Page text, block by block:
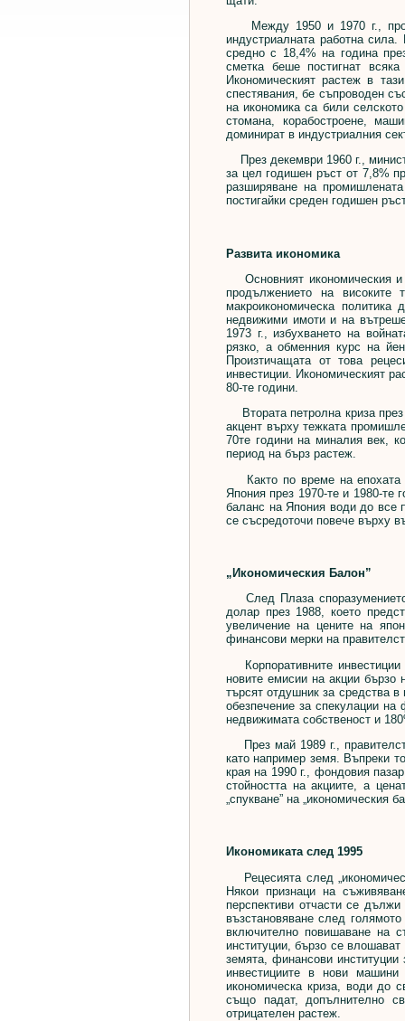
Между 1950 и 1970 г.,
индустриалната работна
средно с 18,4% на година
сметка беше постигнат
Икономическият растеж в
спестявания, бе съпроводен
на икономика са били
стомана, корабостроене,
доминират в индустриалния
През декември 1960 г.,
за цел годишен ръст от 7,8%
разширяване на
постигайки среден годишен
Развита икономика
Основният икономическия и
продължението на
макроикономическа
недвижими имоти и на
1973 г., избухването на
рязко, а обменния курс на
Произтичащата от това
инвестиции. Икономическият
80-те години.
Втората петролна криза
акцент върху тежката
70те години на миналия век,
период на бърз растеж.
Както по време на епохата
Япония през 1970-те и 1980-те
баланс на Япония води до все
се съсредоточи повече върху
„Икономическия Балон”
След Плаза споразумението
долар през 1988, което
увеличение на цените на
финансови мерки на
Корпоративните инвестиции
новите емисии на акции бързо
търсят отдушник за средства
обезпечение за спекулации на
недвижимата собственост и
През май 1989 г.,
като например земя. Въпреки
края на 1990 г., фондовия
стойността на акциите, а
„спукване” на „икономическия
Икономиката след 1995
Рецесията след
Някои признаци на
перспективи отчасти се
възстановяване след
включително повишаване на
институции, бързо се
земята, финансови институции
инвестициите в нови
икономическа криза, води до
също падат, допълнително
отрицателен растеж.